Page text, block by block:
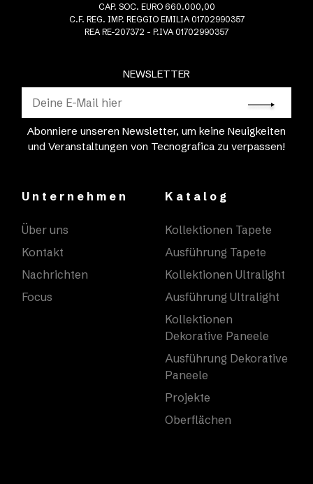
NEWSLETTER
Abonniere unseren Newsletter, um keine Neuigkeiten
und Veranstaltungen von Tecnografica zu verpassen!
CAP. SOC. EURO 660.000,00
C.F. REG. IMP. REGGIO EMILIA 01702990357
REA RE-207372 - P.IVA 01702990357
Unternehmen
Über uns
Kontakt
Nachrichten
Focus
Katalog
Kollektionen Tapete
Ausführung Tapete
Kollektionen Ultralight
Ausführung Ultralight
Kollektionen
Dekorative Paneele
Ausführung Dekorative
Paneele
Projekte
Oberflächen